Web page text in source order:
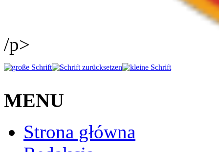
/p>
MENU
Strona główna